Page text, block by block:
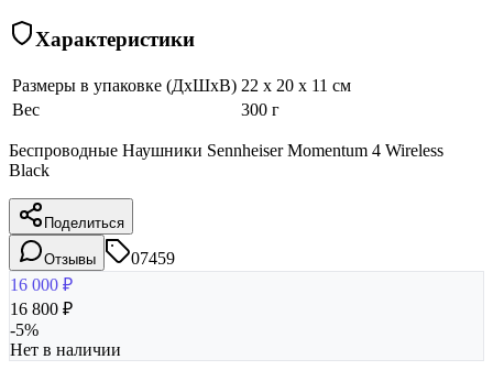
Характеристики
Размеры в упаковке (ДхШхВ) 22 x 20 x 11 см
Вес
300 г
Беспроводные Наушники Sennheiser Momentum 4 Wireless
Black
Поделиться
Отзывы
07459
16 000 ₽
16 800 ₽
-5%
Нет в наличии